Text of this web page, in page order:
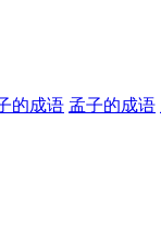
的成语 孟子的成语